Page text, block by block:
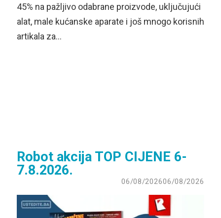
45% na pažljivo odabrane proizvode, uključujući
alat, male kućanske aparate i još mnogo korisnih
artikala za…
Robot akcija TOP CIJENE 6-
7.8.2026.
06/08/202606/08/2026